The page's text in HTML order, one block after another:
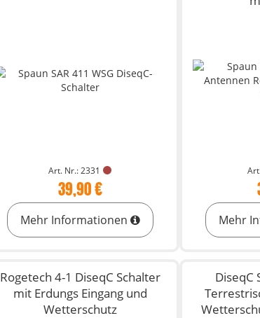
Art. Nr.: 2331
39,90 €
Mehr Informationen Mehr
Rogetech 4-1 DiseqC Schalter
mit Erdungs Eingang und
Wetterschutz
DiseqC